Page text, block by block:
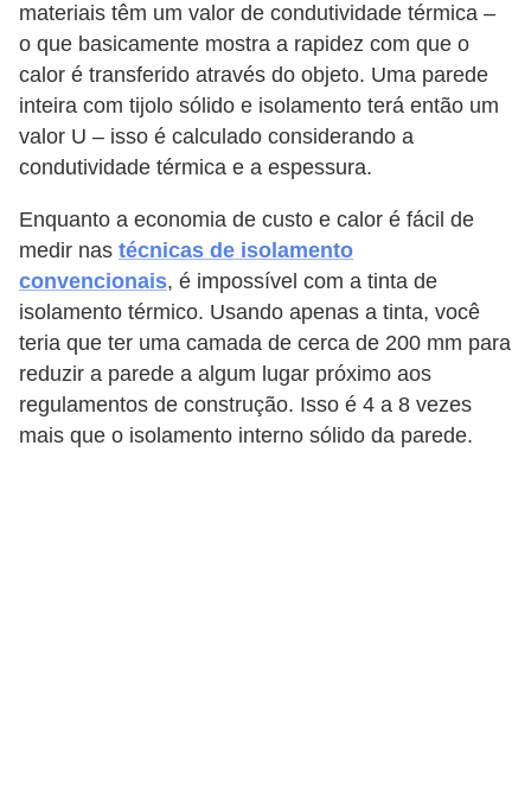
materiais têm um valor de condutividade térmica –
o que basicamente mostra a rapidez com que o
calor é transferido através do objeto. Uma parede
inteira com tijolo sólido e isolamento terá então um
valor U – isso é calculado considerando a
condutividade térmica e a espessura.
Enquanto a economia de custo e calor é fácil de
medir nas técnicas de isolamento
convencionais, é impossível com a tinta de
isolamento térmico. Usando apenas a tinta, você
teria que ter uma camada de cerca de 200 mm para
reduzir a parede a algum lugar próximo aos
regulamentos de construção. Isso é 4 a 8 vezes
mais que o isolamento interno sólido da parede.